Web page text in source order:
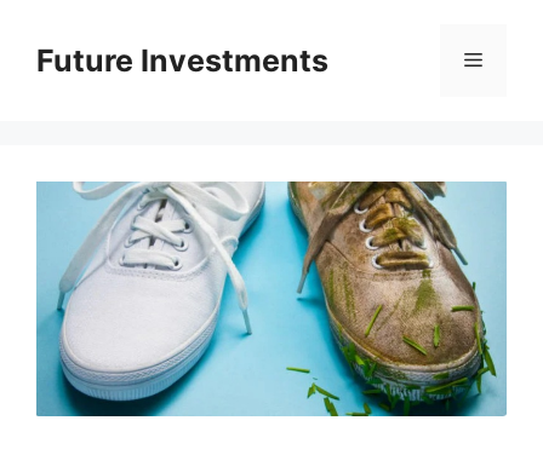
вмістуFuture Investments Меню